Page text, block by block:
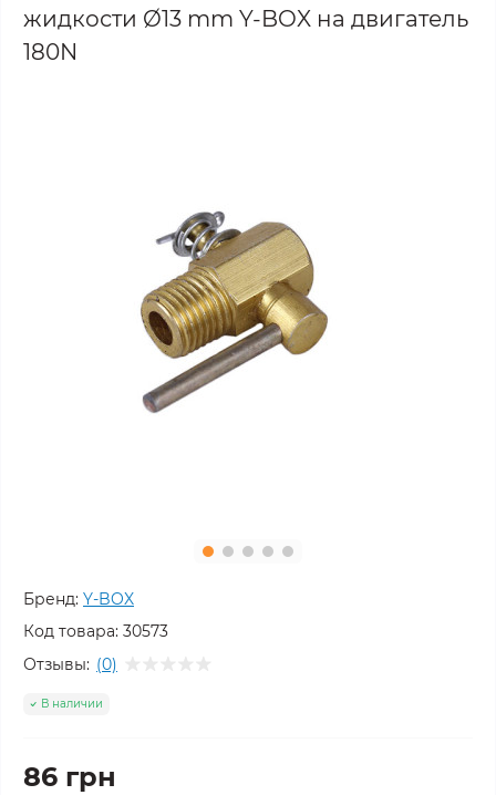
жидкости Ø13 mm Y-BOX на двигатель
180N
Бренд: Y-BOX
Код товара: 30573
Отзывы: (0)
В наличии
86 грн